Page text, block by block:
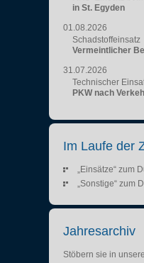
in St. Egyden
01.08.2026
Schadstoffeinsatz
Vermeintlicher
31.07.2026
Technischer
PKW nach
Im Laufe der
„Einsätze“ zum
„Sonstige“ zum
Jahresarchiv
Stöbern sie in